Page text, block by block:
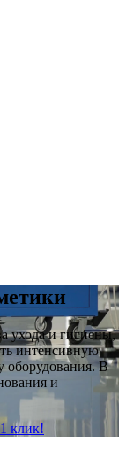
ухода и гигиены,
интенсивную
оборудования. В
и
клик!